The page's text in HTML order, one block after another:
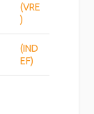
(VRE
)
(IND
EF)